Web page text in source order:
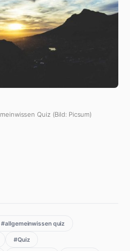
Quiz (Bild: Picsum)
#allgemeinwissen quiz
#Quiz